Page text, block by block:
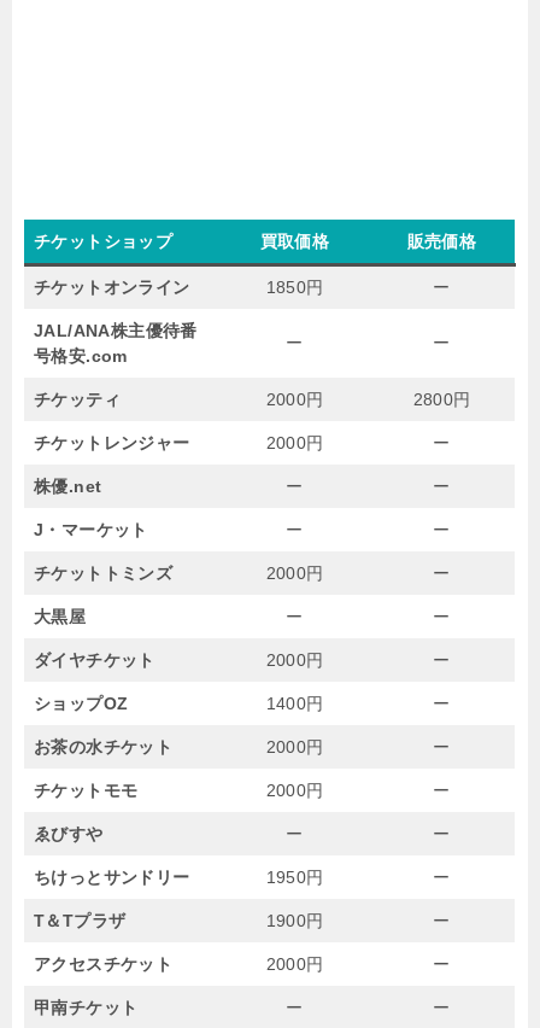
チケットショップ 買取価格 販売価格
チケットオンライン 1850円 ー
JAL/ANA株主優待番
号格安.com
ー ー
チケッティ 2000円 2800円
チケットレンジャー 2000円 ー
株優.net ー ー
J・マーケット ー ー
チケットトミンズ 2000円 ー
大黒屋 ー ー
ダイヤチケット 2000円 ー
ショップOZ 1400円 ー
お茶の水チケット 2000円 ー
チケットモモ 2000円 ー
ゑびすや ー ー
ちけっとサンドリー 1950円 ー
T＆Tプラザ 1900円 ー
アクセスチケット 2000円 ー
甲南チケット ー ー